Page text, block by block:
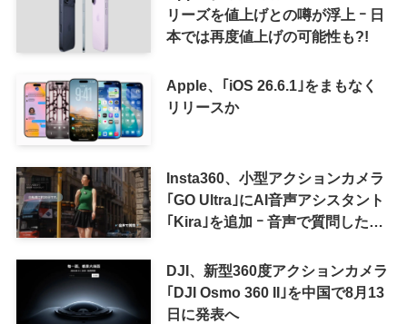
リーズを値上げとの噂が浮上 ｰ 日
本では再度値上げの可能性も?!
Apple、｢iOS 26.6.1｣をまもなく
リリースか
Insta360、小型アクションカメラ
｢GO Ultra｣にAI音声アシスタント
｢Kira｣を追加 ｰ 音声で質問した
可能に
DJI、新型360度アクションカメラ
｢DJI Osmo 360 II｣を中国で8月13
日に発表へ